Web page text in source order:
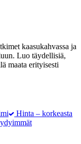
kaasukahvassa ja
Luo täydellisiä,
maata erityisesti
Hinta – korkeasta